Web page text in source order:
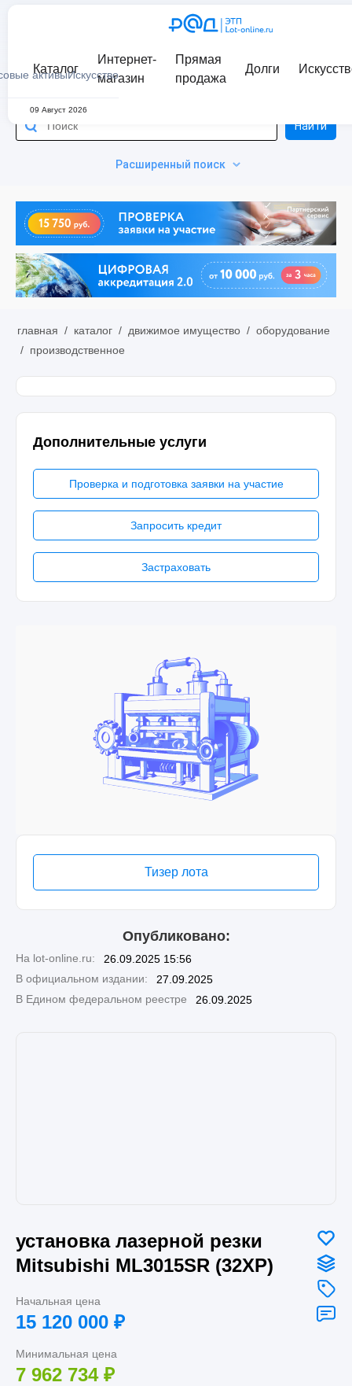
активыИскусство
Каталог
Интернет-
магазин
Прямая
продажа
Долги
09 Август 2026
Расширенный поиск
Найти
главная / каталог / движимое имущество / оборудование
/ производственное
Дополнительные услуги
Проверка и подготовка заявки на участие
Запросить кредит
Застраховать
Тизер лота
Опубликовано:
На lot-online.ru:
26.09.2025 15:56
В официальном издании:
27.09.2025
В Едином федеральном реестре
26.09.2025
установка лазерной резки
Mitsubishi ML3015SR (32XP)
Начальная цена
15 120 000 ₽
Минимальная цена
7 962 734 ₽